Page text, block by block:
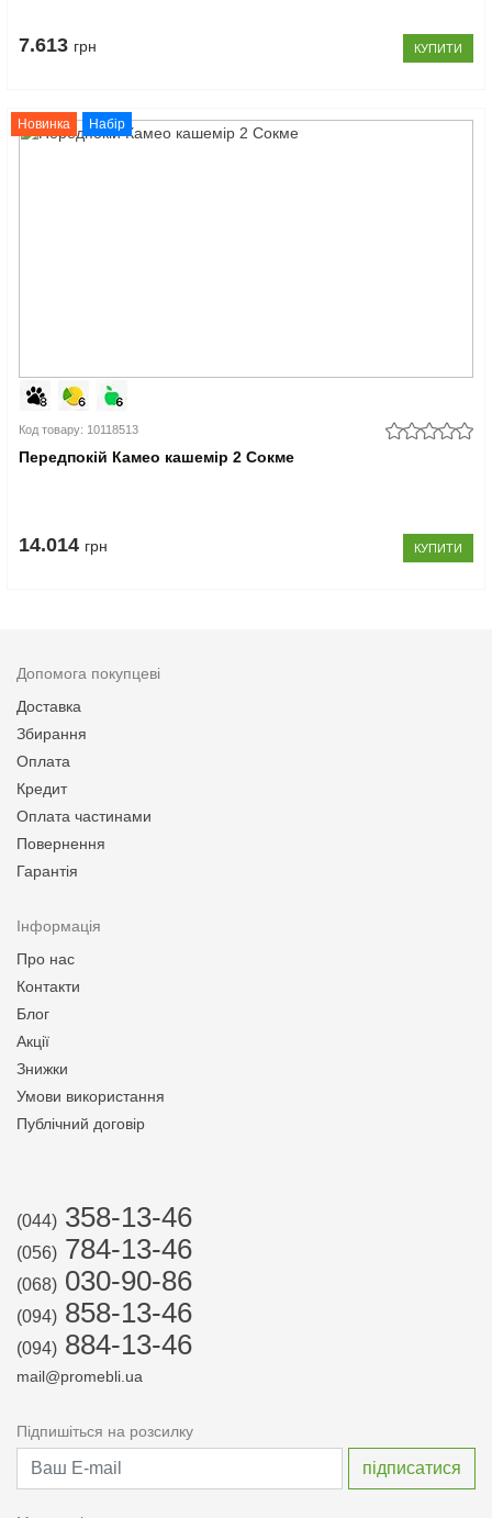
7.613 грн КУПИТИ
Новинка Набір
Код товару: 10118513
Передпокій Камео кашемір 2 Сокме
14.014 грн КУПИТИ
Допомога покупцеві
Доставка
Збирання
Оплата
Кредит
Оплата частинами
Повернення
Гарантія
Інформація
Про нас
Контакти
Блог
Акції
Знижки
Умови використання
Публічний договір
(044) 358-13-46
(056) 784-13-46
(068) 030-90-86
(094) 858-13-46
(094) 884-13-46
mail@promebli.ua
Підпишіться на розсилку